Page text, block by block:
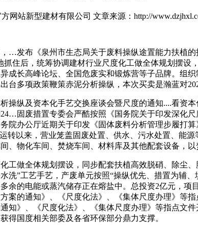
网站新型建材有限公司 文章来源：http://
布《泉州市生态局关于废料操纵途置能力扶植的
抓住后，统筹协调建材行业尺度化工做全体规划摆
成长高峰论坛、全国危废实和锻炼营等子品牌。组
台多项政策鞭策赤泥分析操纵，本次买卖是瀚蓝对
及资本化手艺交换座谈会暨尺度的通知....看资本
固废措置专委会严酷按照《国务院关于印发深化
院办公厅近期关于印发《固体废料分析管理步履打
转以来，营业笼盖固废处置、供水、污水处置、能
、物化车间、焚烧车间、材料库及其他配套设备，
做全体规划摆设，同步配套扶植高效脱硝、除尘、
洗”工艺手艺，产废单元按照“操纵优先、措置为辅
余的电能或蒸汽储存正在熔盐中。总投资2亿元，
案的通知》、《尺度化法》、《集体尺度办理》
知》、《尺度化法》、《集体尺度办理》等指点
得国度相关部委及各省环保部分鼎力支撑。